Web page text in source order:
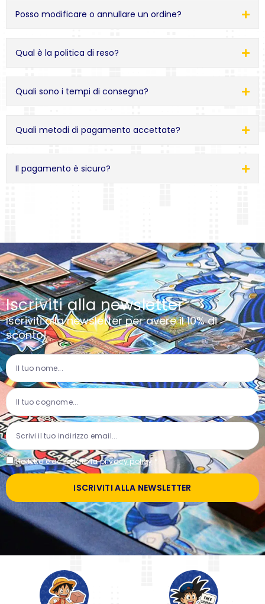
Posso modificare o annullare un ordine?
Qual è la politica di reso?
Quali sono i tempi di consegna?
Quali metodi di pagamento accettate?
Il pagamento è sicuro?
Iscriviti alla newsletter
Iscriviti alla newsletter per avere il 10% di
sconto!
Ho letto e accettato laprivacy policy *
ISCRIVITI ALLA NEWSLETTER